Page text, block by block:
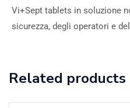
Vi+Sept tablets in soluzione
sicurezza, degli operatori e
Related products